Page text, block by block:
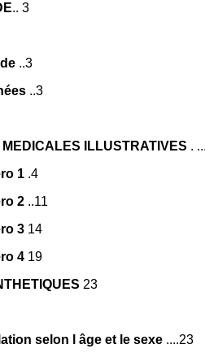
.. 3
..3
..3
ILLUSTRATIVES .
1 .4
2 ..11
3 14
4 19
23
selon l âge et le sexe ....23